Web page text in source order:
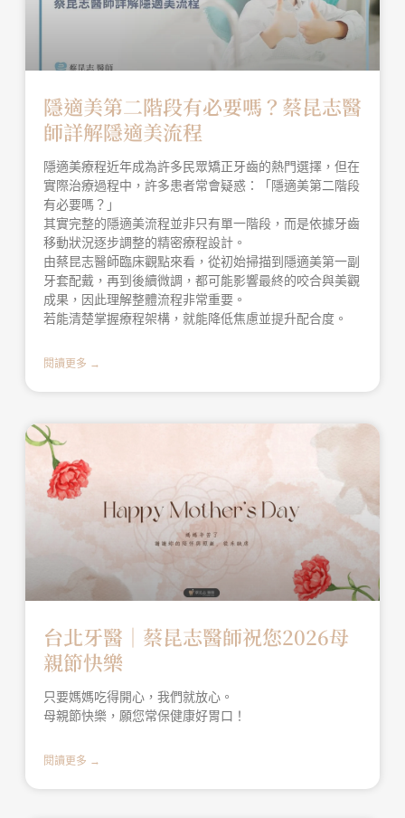
隱適美第二階段有必要嗎？蔡昆志醫
師詳解隱適美流程
隱適美療程近年成為許多民眾矯正牙齒的熱門選擇，但在
實際治療過程中，許多患者常會疑惑：「隱適美第二階段
有必要嗎？」
其實完整的隱適美流程並非只有單一階段，而是依據牙齒
移動狀況逐步調整的精密療程設計。
由蔡昆志醫師臨床觀點來看，從初始掃描到隱適美第一副
牙套配戴，再到後續微調，都可能影響最終的咬合與美觀
成果，因此理解整體流程非常重要。
若能清楚掌握療程架構，就能降低焦慮並提升配合度。
閱讀更多 →
台北牙醫│蔡昆志醫師祝您2026母
親節快樂
只要媽媽吃得開心，我們就放心。
母親節快樂，願您常保健康好胃口！
閱讀更多 →